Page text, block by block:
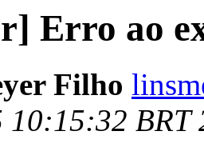
Erro ao
Filho
10:15:32 BRT